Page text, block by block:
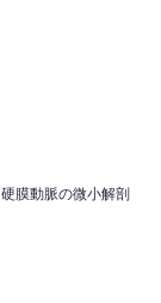
膜動脈の微小解剖